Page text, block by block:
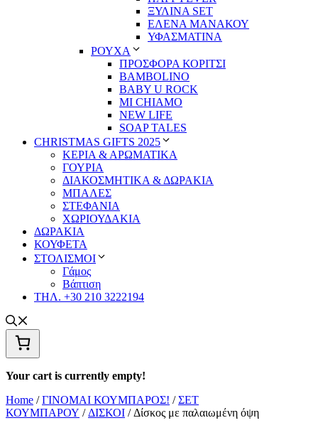
ΞΥΛΙΝΑ SET
ΕΛΕΝΑ ΜΑΝΑΚΟΥ
ΥΦΑΣΜΑΤΙΝΑ
ΡΟΥΧΑ
ΠΡΟΣΦΟΡΑ ΚΟΡΙΤΣΙ
BAMBOLINO
BABY U ROCK
MI CHIAMO
NEW LIFE
SOAP TALES
CHRISTMAS GIFTS 2025
ΚΕΡΙΑ & ΑΡΩΜΑΤΙΚΑ
ΓΟΥΡΙΑ
ΔΙΑΚΟΣΜΗΤΙΚΑ & ΔΩΡΑΚΙΑ
ΜΠΑΛΕΣ
ΣΤΕΦΑΝΙΑ
ΧΩΡΙΟΥΔΑΚΙΑ
ΔΩΡΑΚΙΑ
ΚΟΥΦΕΤΑ
ΣΤΟΛΙΣΜΟΙ
Γάμος
Βάπτιση
ΤΗΛ. +30 210 3222194
Your cart is currently empty!
Home /ΓΙΝΟΜΑΙ ΚΟΥΜΠΑΡΟΣ! /ΣΕΤ
ΚΟΥΜΠΑΡΟΥ / ΔΙΣΚΟΙ / Δίσκος με παλαιωμένη όψη